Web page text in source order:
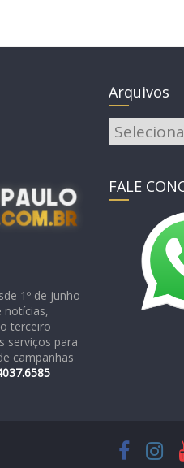
1º de junho
notícias,
terceiro
serviços para
campanhas
Arquivos
Arquivos
FALE